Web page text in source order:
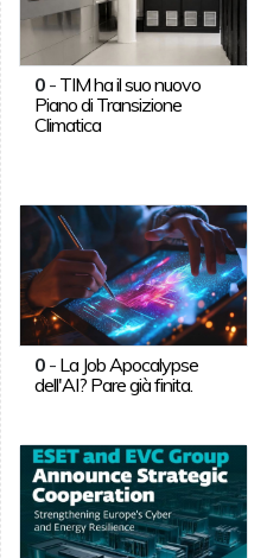
0- TIM ha il suo nuovo
Piano di Transizione
Climatica
0- La Job Apocalypse
dell'AI? Pare già finita.